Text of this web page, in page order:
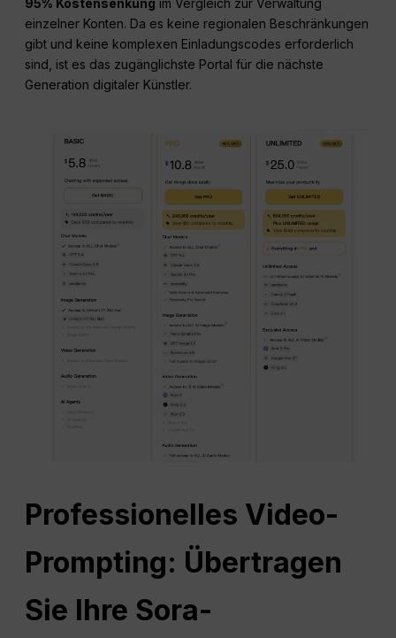
95% Kostensenkung im Vergleich zur Verwaltung
einzelner Konten. Da es keine regionalen Beschränkungen
gibt und keine komplexen Einladungscodes erforderlich
sind, ist es das zugänglichste Portal für die nächste
Generation digitaler Künstler.
Professionelles Video-
Prompting: Übertragen
Sie Ihre Sora-